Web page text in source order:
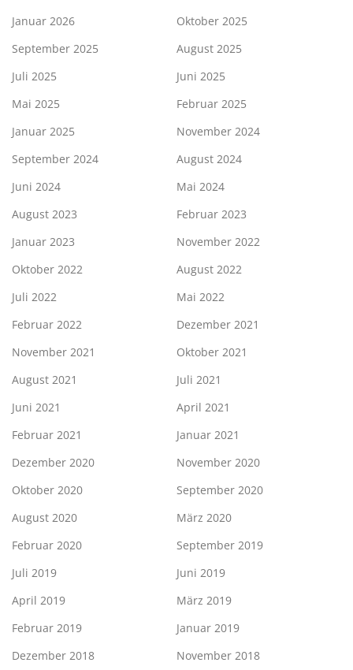
Januar 2026
Oktober 2025
September 2025
August 2025
Juli 2025
Juni 2025
Mai 2025
Februar 2025
Januar 2025
November 2024
September 2024
August 2024
Juni 2024
Mai 2024
August 2023
Februar 2023
Januar 2023
November 2022
Oktober 2022
August 2022
Juli 2022
Mai 2022
Februar 2022
Dezember 2021
November 2021
Oktober 2021
August 2021
Juli 2021
Juni 2021
April 2021
Februar 2021
Januar 2021
Dezember 2020
November 2020
Oktober 2020
September 2020
August 2020
März 2020
Februar 2020
September 2019
Juli 2019
Juni 2019
April 2019
März 2019
Februar 2019
Januar 2019
Dezember 2018
November 2018